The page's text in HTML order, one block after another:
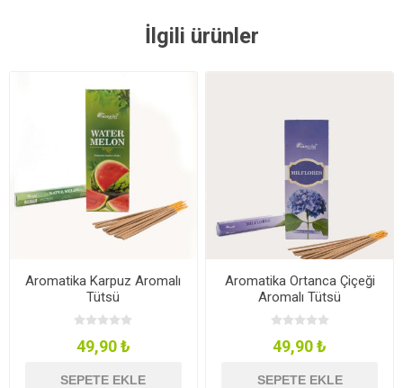
İlgili ürünler
Aromatika Karpuz Aromalı
Tütsü
49,90 ₺
SEPETE EKLE
Aromatika Ortanca Çiçeği
Aromalı Tütsü
49,90 ₺
SEPETE EKLE